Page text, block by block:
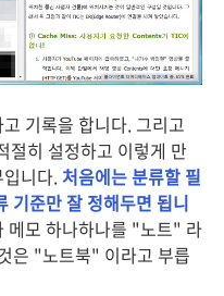
기록을 합니다. 그리고
절히 설정하고 이렇게 만
니다. 처음에는 분류할 필
기준만 잘 정해두면 됩니
메모 하나하나를 "노트" 라
은 "노트북" 이라고 부릅